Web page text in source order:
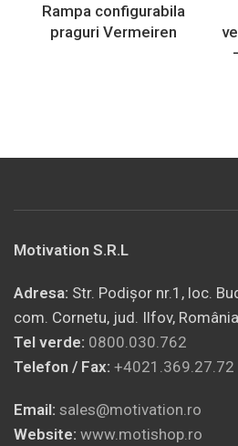
Rampa configurabila
praguri Vermeiren
Motivation S.R.L
Adresa: Str. Podișor nr.1, loc.
com. Cornetu, jud. Ilfov, România
Tel verde: 0800.030.762
Telefon / Fax: +4021.369.27.72
Email: sales@motivation.ro
Website: www.motishop.ro